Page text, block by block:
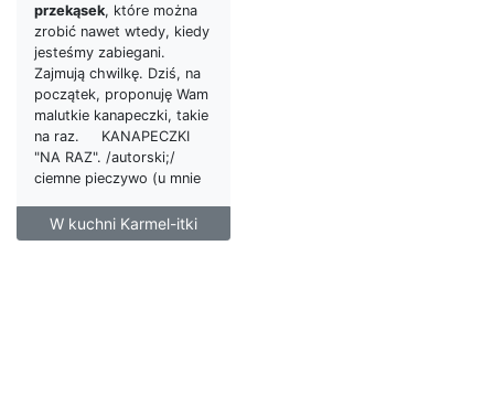
przekąsek, które można
zrobić nawet wtedy, kiedy
jesteśmy zabiegani.
Zajmują chwilkę. Dziś, na
początek, proponuję Wam
malutkie kanapeczki, takie
na raz. KANAPECZKI
"NA RAZ". /autorski;/
ciemne pieczywo (u mnie
W kuchni Karmel-itki